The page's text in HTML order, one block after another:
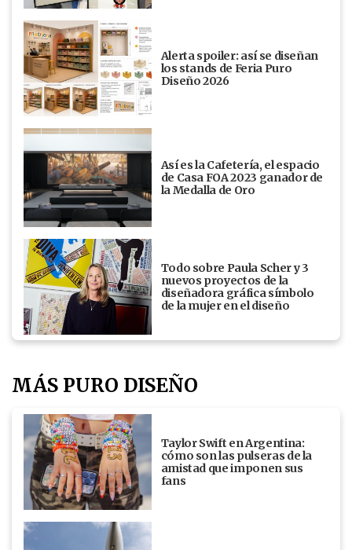
Alerta spoiler: así se diseñan
los stands de Feria Puro
Diseño 2026
Así es la Cafetería, el espacio
de Casa FOA 2023 ganador de
la Medalla de Oro
Todo sobre Paula Scher y 3
nuevos proyectos de la
diseñadora gráfica símbolo
de la mujer en el diseño
MÁS PURO DISEÑO
Taylor Swift en Argentina:
cómo son las pulseras de la
amistad que imponen sus
fans